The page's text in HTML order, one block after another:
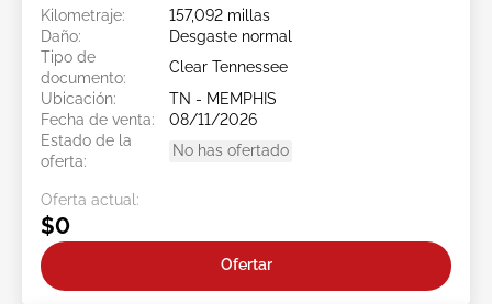
Kilometraje:
157,092 millas
Daño:
Desgaste normal
Tipo de
documento:
Clear Tennessee
Ubicación:
TN - MEMPHIS
Fecha de venta:
08/11/2026
Estado de la
oferta:
No has ofertado
Oferta actual:
$0
Ofertar